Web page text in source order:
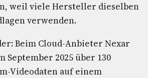
weil viele Hersteller dieselben
verwenden.
Beim Cloud-Anbieter Nexar
September 2025 über 130
Videodaten auf einem